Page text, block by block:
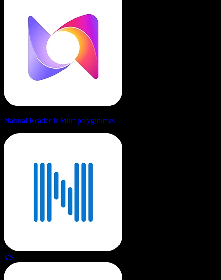
Natural Reader ir Murf palyginimas
VS